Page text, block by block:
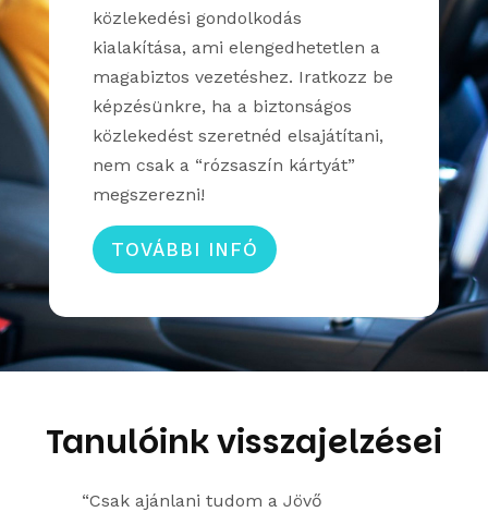
közlekedési gondolkodás
kialakítása, ami elengedhetetlen a
magabiztos vezetéshez. Iratkozz be
képzésünkre, ha a biztonságos
közlekedést szeretnéd elsajátítani,
nem csak a “rózsaszín kártyát”
megszerezni!
TOVÁBBI INFÓ
Tanulóink visszajelzései
“Csak ajánlani tudom a Jövő